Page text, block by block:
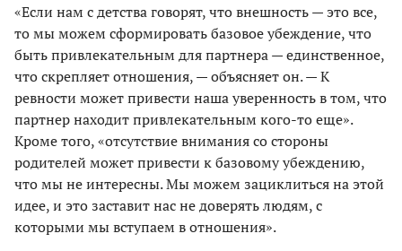
«Если нам с детства говорят, что внешность — это все,
то мы можем сформировать базовое убеждение, что
быть привлекательным для партнера — единственное,
что скрепляет отношения, — объясняет он. — К
ревности может привести наша уверенность в том, что
партнер находит привлекательным кого-то еще».
Кроме того, «отсутствие внимания со стороны
родителей может привести к базовому убеждению,
что мы не интересны. Мы можем зациклиться на этой
идее, и это заставит нас не доверять людям, с
которыми мы вступаем в отношения».